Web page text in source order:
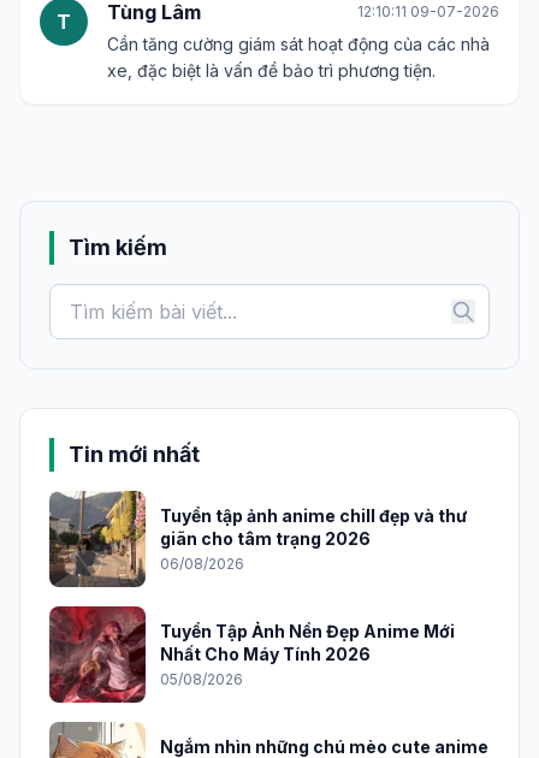
T Tùng Lâm 12:10:11 09-07-2026
Cần tăng cường giám sát hoạt động của các nhà
xe, đặc biệt là vấn đề bảo trì phương tiện.
Tìm kiếm
Tin mới nhất
Tuyển tập ảnh anime chill đẹp và thư
giãn cho tâm trạng 2026
06/08/2026
Tuyển Tập Ảnh Nền Đẹp Anime Mới
Nhất Cho Máy Tính 2026
05/08/2026
Ngắm nhìn những chú mèo cute anime